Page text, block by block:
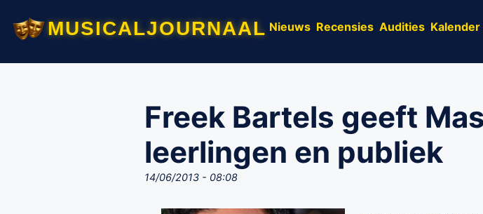
musicaljournaal Nieuws Recensies Audities Kalender
Freek Bartels geeft
leerlingen en publiek
14/06/2013 - 08:08